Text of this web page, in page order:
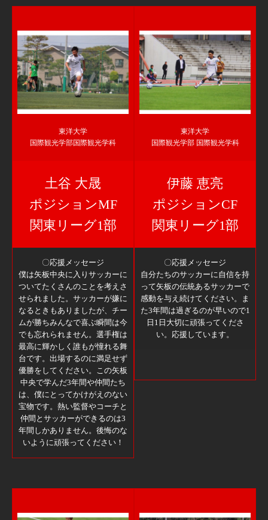
東洋大学
国際観光学部国際観光学科
土谷 大晟
ポジションMF
関東リーグ1部
〇応援メッセージ
僕は矢板中央に入りサッカーに
ついてたくさんのことを考えさ
せられました。サッカーが嫌に
なるときもありましたが、チー
ムが勝ちみんなで喜ぶ瞬間は今
でも忘れられません。選手権は
最高に輝かしく誰もが憧れる舞
台です。出場するのに満足せず
優勝をしてください。この矢板
中央で学んだ3年間や仲間たち
は、僕にとってかけがえのない
宝物です。熱い監督やコーチと
仲間とサッカーができるのは3
年間しかありません。後悔のな
いように頑張ってください！
東洋大学
国際観光学部 国際観光学科
伊藤 恵亮
ポジションCF
関東リーグ1部
〇応援メッセージ
自分たちのサッカーに自信を持
って矢板の伝統あるサッカーで
感動を与え続けてください。ま
た3年間は過ぎるのが早いので1
日1日大切に頑張ってくださ
い。応援しています。